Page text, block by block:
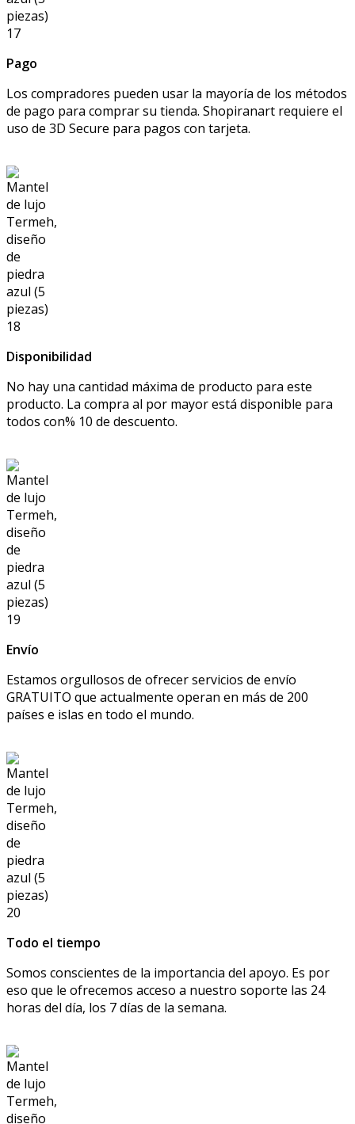
Pago
Los compradores pueden usar la mayoría de los métodos
de pago para comprar su tienda. Shopiranart requiere el
uso de 3D Secure para pagos con tarjeta.
Disponibilidad
No hay una cantidad máxima de producto para este
producto. La compra al por mayor está disponible para
todos con% 10 de descuento.
Envío
Estamos orgullosos de ofrecer servicios de envío
GRATUITO que actualmente operan en más de 200
países e islas en todo el mundo.
Todo el tiempo
Somos conscientes de la importancia del apoyo. Es por
eso que le ofrecemos acceso a nuestro soporte las 24
horas del día, los 7 días de la semana.